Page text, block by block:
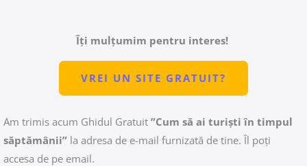
Îți mulțumim pentru interes!
VREI UN SITE GRATUIT?
Am trimis acum Ghidul Gratuit ”Cum să ai turiști în timpul
săptămânii” la adresa de e-mail furnizată de tine. Îl poți
accesa de pe email.